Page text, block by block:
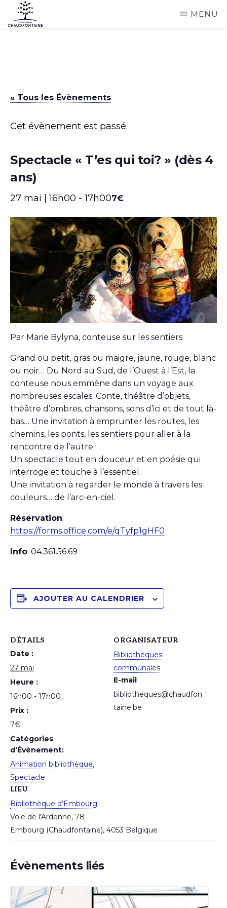
Passer
au
commune
MENU
« Tous les Évènements
Cet évènement est passé.
Spectacle « T’es qui toi? » (dès 4
ans)
27 mai | 16h00 -17h007€
Par Marie Bylyna, conteuse sur les sentiers
Grand ou petit, gras ou maigre, jaune, rouge, blanc
ou noir… Du Nord au Sud, de l’Ouest à l’Est, la
conteuse nous emmène dans un voyage aux
nombreuses escales. Conte, théâtre d’objets,
théâtre d’ombres, chansons, sons d’ici et de tout là-
bas… Une invitation à emprunter les routes, les
chemins, les ponts, les sentiers pour aller à la
rencontre de l’autre.
Un spectacle tout en douceur et en poésie qui
interroge et touche à l’essentiel.
Une invitation à regarder le monde à travers les
couleurs… de l’arc-en-ciel.
Réservation:
https://forms.office.com/e/qTyfp1gHF0
Info: 04.361.56.69
AJOUTER AU CALENDRIER
DÉTAILS
Date :
27 mai
Heure :
16h00 - 17h00
Prix :
7€
Catégories
d’Évènement:
Animation bibliothèque,
Spectacle
LIEU
Bibliothèque d’Embourg
Voie de l'Ardenne, 78
Embourg (Chaudfontaine), 4053 Belgique
ORGANISATEUR
Bibliothèques
communales
E-mail
bibliotheques@chaudfon
taine.be
Évènements liés